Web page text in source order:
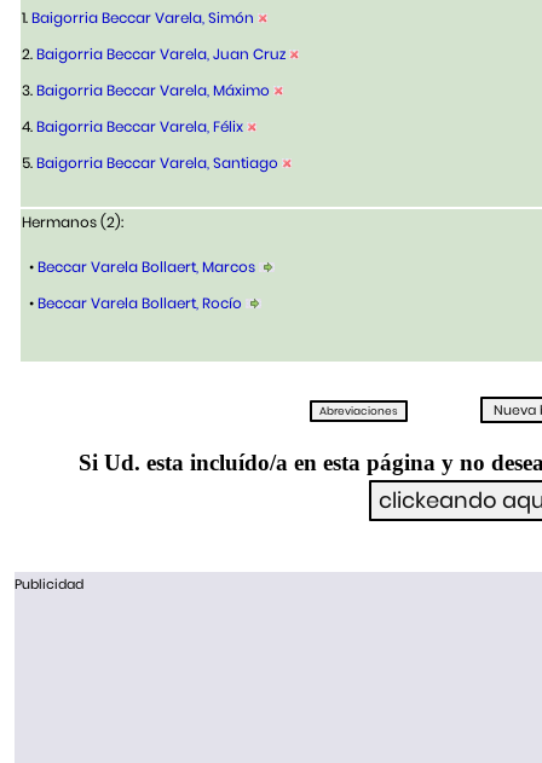
1.Baigorria Beccar Varela, Simón
2.Baigorria Beccar Varela, Juan Cruz
3.Baigorria Beccar Varela, Máximo
4.Baigorria Beccar Varela, Félix
5.Baigorria Beccar Varela, Santiago
Hermanos (2):
•Beccar Varela Bollaert, Marcos
•Beccar Varela Bollaert, Rocío
Si Ud. esta incluído/a en esta página y no
Publicidad